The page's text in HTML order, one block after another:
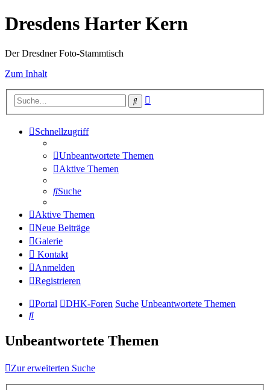
Dresdens Harter Kern
Der Dresdner Foto-Stammtisch
Zum Inhalt
Suche
Schnellzugriff
Unbeantwortete Themen
Aktive Themen
Suche
Aktive Themen
Neue Beiträge
Galerie
Kontakt
Anmelden
Registrieren
Portal DHK-Foren Suche Unbeantwortete Themen
Suche
Unbeantwortete Themen
Zur erweiterten Suche